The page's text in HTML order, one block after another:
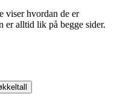
viser hvordan de er
er alltid lik på begge sider.